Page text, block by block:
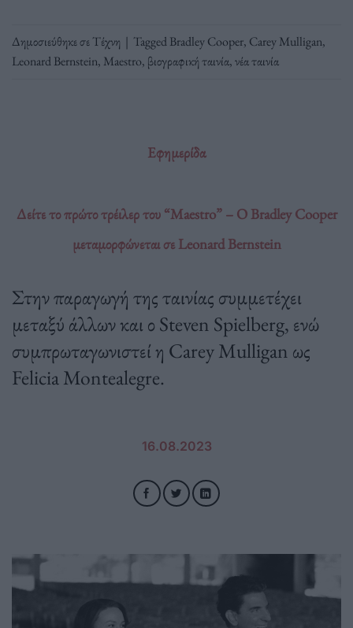
Δημοσιεύθηκε σεΤέχνη | TaggedBradley Cooper, Carey Mulligan,
Leonard Bernstein, Maestro, βιογραφική ταινία,νέα ταινία
Εφημερίδα
Δείτε το πρώτο τρέιλερ του “Maestro” – Ο Bradley Cooper
μεταμορφώνεται σε Leonard Bernstein
Στην παραγωγή της ταινίας συμμετέχει
μεταξύ άλλων και ο Steven Spielberg, ενώ
συμπρωταγωνιστεί η Carey Mulligan ως
Felicia Montealegre.
16.08.2023